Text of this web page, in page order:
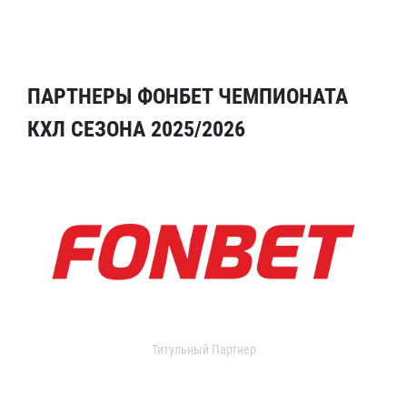
ПАРТНЕРЫ ФОНБЕТ ЧЕМПИОНАТА
КХЛ СЕЗОНА 2025/2026
Титульный Партнер